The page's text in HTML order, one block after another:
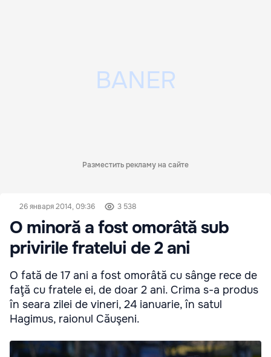
Разместить рекламу на сайте
26 января 2014, 09:36 3 538
O minoră a fost omorâtă sub
privirile fratelui de 2 ani
O fată de 17 ani a fost omorâtă cu sânge rece de
faţă cu fratele ei, de doar 2 ani. Crima s-a produs
în seara zilei de vineri, 24 ianuarie, în satul
Hagimus, raionul Căuşeni.